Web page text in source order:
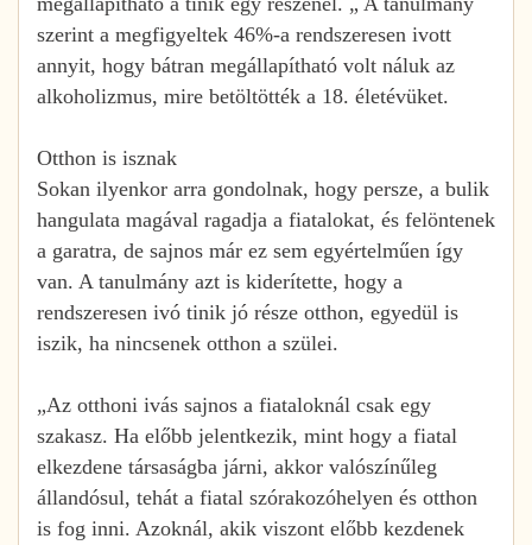
szerint a megfigyeltek 46%-a rendszeresen ivott
annyit, hogy bátran megállapítható volt náluk az
alkoholizmus, mire betöltötték a 18. életévüket.
Otthon is isznak
Sokan ilyenkor arra gondolnak, hogy persze, a bulik
hangulata magával ragadja a fiatalokat, és felöntenek
a garatra, de sajnos már ez sem egyértelműen így
van. A tanulmány azt is kiderítette, hogy a
rendszeresen ivó tinik jó része otthon, egyedül is
iszik, ha nincsenek otthon a szülei.
„Az otthoni ivás sajnos a fiataloknál csak egy
szakasz. Ha előbb jelentkezik, mint hogy a fiatal
elkezdene társaságba járni, akkor valószínűleg
állandósul, tehát a fiatal szórakozóhelyen és otthon
is fog inni. Azoknál, akik viszont előbb kezdenek